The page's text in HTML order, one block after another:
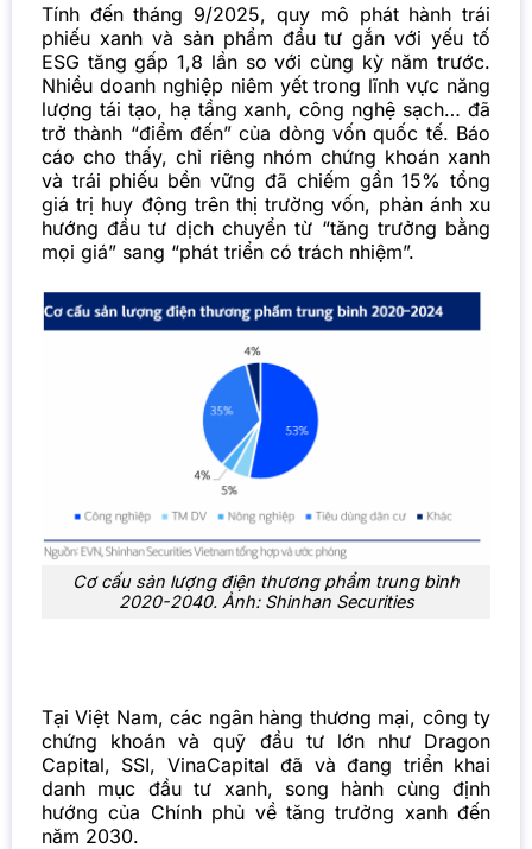
Tính đến tháng 9/2025, quy mô phát hành trái
phiếu xanh và sản phẩm đầu tư gắn với yếu tố
ESG tăng gấp 1,8 lần so với cùng kỳ năm trước.
Nhiều doanh nghiệp niêm yết trong lĩnh vực năng
lượng tái tạo, hạ tầng xanh, công nghệ sạch… đã
trở thành “điểm đến” của dòng vốn quốc tế. Báo
cáo cho thấy, chỉ riêng nhóm chứng khoán xanh
và trái phiếu bền vững đã chiếm gần 15% tổng
giá trị huy động trên thị trường vốn, phản ánh xu
hướng đầu tư dịch chuyển từ “tăng trưởng bằng
mọi giá” sang “phát triển có trách nhiệm”.
Cơ cấu sản lượng điện thương phẩm trung bình
2020-2040. Ảnh: Shinhan Securities
Tại Việt Nam, các ngân hàng thương mại, công ty
chứng khoán và quỹ đầu tư lớn như Dragon
Capital, SSI, VinaCapital đã và đang triển khai
danh mục đầu tư xanh, song hành cùng định
hướng của Chính phủ về tăng trưởng xanh đến
năm 2030.